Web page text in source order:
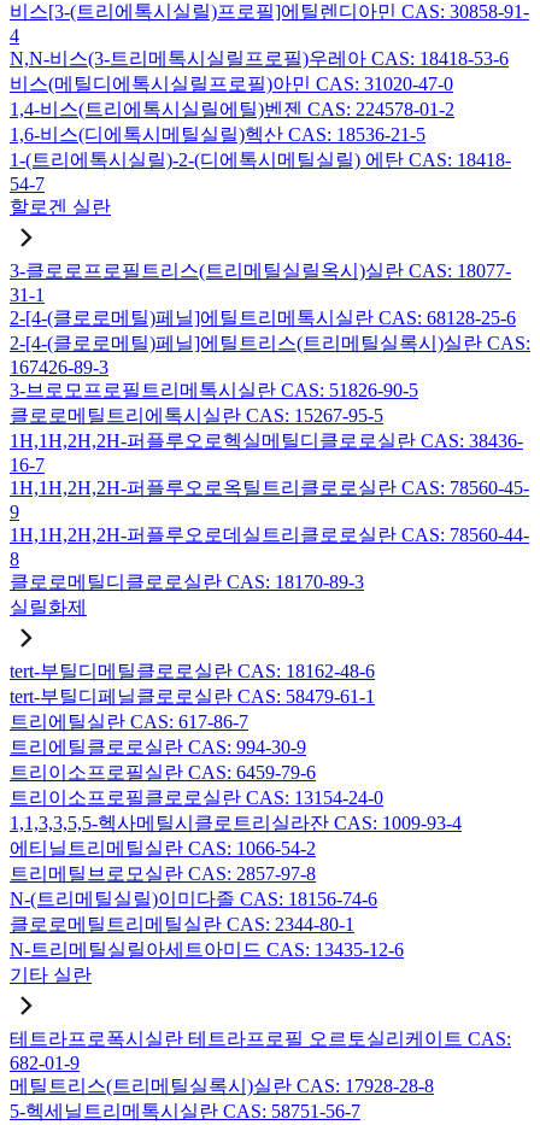
비스[3-(트리에톡시실릴)프로필]에틸렌디아민 CAS: 30858-91-
4
N,N-비스(3-트리메톡시실릴프로필)우레아 CAS: 18418-53-6
비스(메틸디에톡시실릴프로필)아민 CAS: 31020-47-0
1,4-비스(트리에톡시실릴에틸)벤젠 CAS: 224578-01-2
1,6-비스(디에톡시메틸실릴)헥산 CAS: 18536-21-5
1-(트리에톡시실릴)-2-(디에톡시메틸실릴) 에탄 CAS: 18418-
54-7
할로겐 실란
3-클로로프로필트리스(트리메틸실릴옥시)실란 CAS: 18077-
31-1
2-[4-(클로로메틸)페닐]에틸트리메톡시실란 CAS: 68128-25-6
2-[4-(클로로메틸)페닐]에틸트리스(트리메틸실록시)실란 CAS:
167426-89-3
3-브로모프로필트리메톡시실란 CAS: 51826-90-5
클로로메틸트리에톡시실란 CAS: 15267-95-5
1H,1H,2H,2H-퍼플루오로헥실메틸디클로로실란 CAS: 38436-
16-7
1H,1H,2H,2H-퍼플루오로옥틸트리클로로실란 CAS: 78560-45-
9
1H,1H,2H,2H-퍼플루오로데실트리클로로실란 CAS: 78560-44-
8
클로로메틸디클로로실란 CAS: 18170-89-3
실릴화제
tert-부틸디메틸클로로실란 CAS: 18162-48-6
tert-부틸디페닐클로로실란 CAS: 58479-61-1
트리에틸실란 CAS: 617-86-7
트리에틸클로로실란 CAS: 994-30-9
트리이소프로필실란 CAS: 6459-79-6
트리이소프로필클로로실란 CAS: 13154-24-0
1,1,3,3,5,5-헥사메틸시클로트리실라잔 CAS: 1009-93-4
에티닐트리메틸실란 CAS: 1066-54-2
트리메틸브로모실란 CAS: 2857-97-8
N-(트리메틸실릴)이미다졸 CAS: 18156-74-6
클로로메틸트리메틸실란 CAS: 2344-80-1
N-트리메틸실릴아세트아미드 CAS: 13435-12-6
기타 실란
테트라프로폭시실란 테트라프로필 오르토실리케이트 CAS:
682-01-9
메틸트리스(트리메틸실록시)실란 CAS: 17928-28-8
5-헥세닐트리메톡시실란 CAS: 58751-56-7